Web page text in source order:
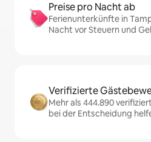
Preise pro Nacht ab
Ferienunterkünfte in
Nacht vor Steuern und
Verifizierte
Mehr als 444.890
bei der Entscheidung